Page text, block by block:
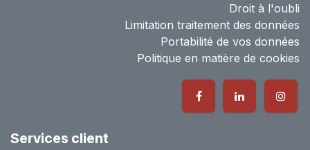
Droit à l'oubli
Limitation traitement des données
Portabilité de vos données
Politique en matière de cookies
Services client